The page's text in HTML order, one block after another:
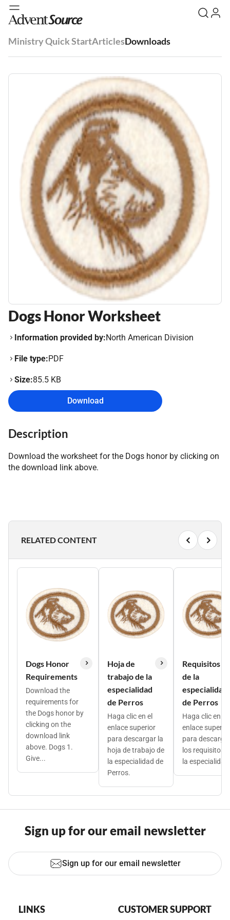
Ministry Quick StartArticlesDownloads
Dogs Honor Worksheet
Information provided by:North American Division
File type:PDF
Size:85.5 KB
Download
Description
Download the worksheet for the Dogs honor by clicking on
the download link above.
RELATED CONTENT
Dogs Honor
Requirements
Download the
requirements for
the Dogs honor by
clicking on the
download link
above. Dogs 1.
Give...
Hoja de
trabajo de la
especialidad
de Perros
Haga clic en el
enlace superior
para descargar la
hoja de trabajo de
la especialidad de
Perros.
Requisitos
de la
especialidad
de Perros
Haga clic en el
enlace superior
para
los requisitos
la
Sign up for our email newsletter
Sign up for our email newsletter
LINKS CUSTOMER SUPPORT